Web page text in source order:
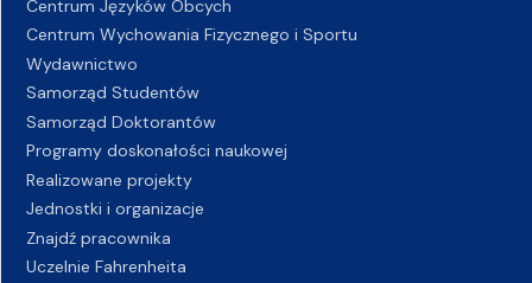
Centrum Języków Obcych
Centrum Wychowania Fizycznego i Sportu
Wydawnictwo
Samorząd Studentów
Samorząd Doktorantów
Programy doskonałości naukowej
Realizowane projekty
Jednostki i organizacje
Znajdź pracownika
Uczelnie Fahrenheita